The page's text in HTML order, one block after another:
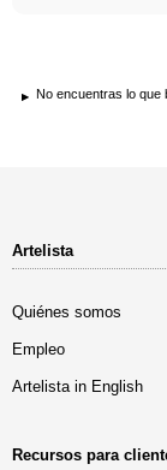
No encuentras lo que
Artelista
Quiénes somos
Empleo
Artelista in English
Recursos para